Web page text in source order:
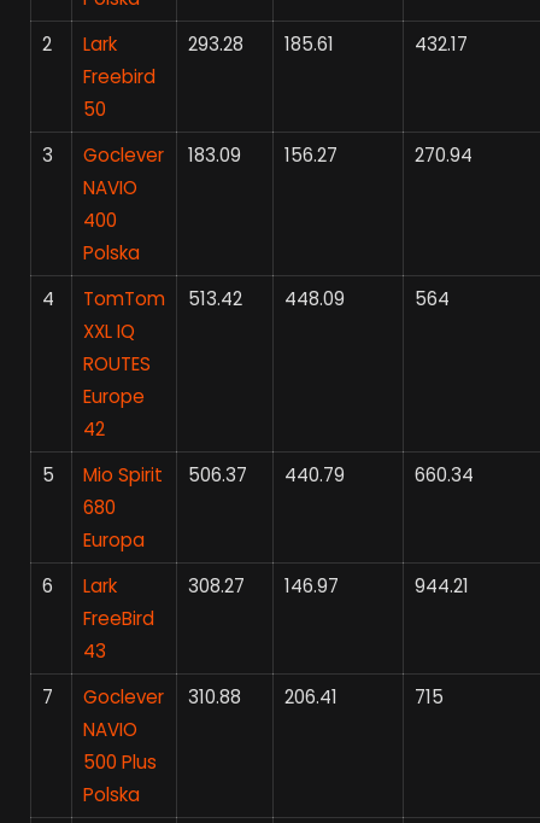
2
Lark
Freebird
50
293.28 185.61 432.17
3
Goclever
NAVIO
400
Polska
183.09 156.27 270.94
4
TomTom
XXL IQ
ROUTES
Europe
42
513.42 448.09 564
5
Mio Spirit
680
Europa
506.37 440.79 660.34
6
Lark
FreeBird
43
308.27 146.97 944.21
7
Goclever
NAVIO
500 Plus
Polska
310.88 206.41 715